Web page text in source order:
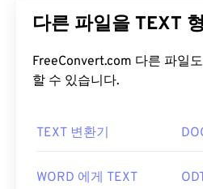
다른 파일을
FreeConvert.com 다른 파일도 TEXT 형식으로 변환
할 수 있습니다.
TEXT 변환기
WORD 에게 TEXT